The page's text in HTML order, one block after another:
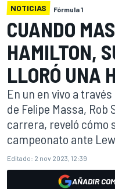
NOTICIAS Fórmula 1
CUANDO
HAMILTON,
LLORÓ UNA
En un en vivo a
de Felipe Massa, Rob
carrera, reveló cómo
campeonato ante
Editado: 2 nov 2023, 12:39
AÑADIR